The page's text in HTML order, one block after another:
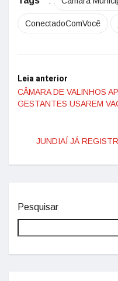
ConectadoComVocê
Leia anterior
CÂMARA DE VALINHOS
GESTANTES USAREM
JUNDIAÍ JÁ
Pesquisar